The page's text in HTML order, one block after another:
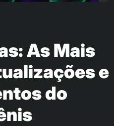
As Mais
e
do